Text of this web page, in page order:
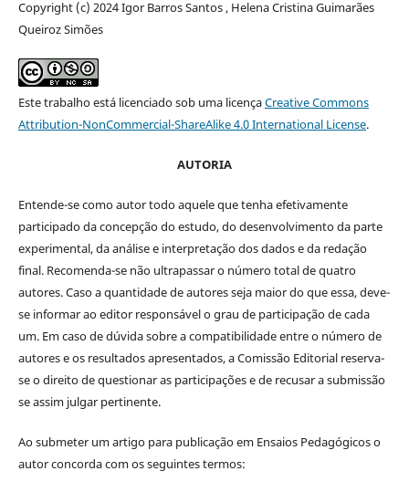
Copyright (c) 2024 Igor Barros Santos , Helena Cristina Guimarães
Queiroz Simões
Este trabalho está licenciado sob uma licençaCreative Commons
Attribution-NonCommercial-ShareAlike 4.0 International License.
AUTORIA
Entende-se como autor todo aquele que tenha efetivamente
participado da concepção do estudo, do desenvolvimento da parte
experimental, da análise e interpretação dos dados e da redação
final. Recomenda-se não ultrapassar o número total de quatro
autores. Caso a quantidade de autores seja maior do que essa, deve-
se informar ao editor responsável o grau de participação de cada
um. Em caso de dúvida sobre a compatibilidade entre o número de
autores e os resultados apresentados, a Comissão Editorial reserva-
se o direito de questionar as participações e de recusar a submissão
se assim julgar pertinente.
Ao submeter um artigo para publicação em Ensaios Pedagógicos o
autor concorda com os seguintes termos: